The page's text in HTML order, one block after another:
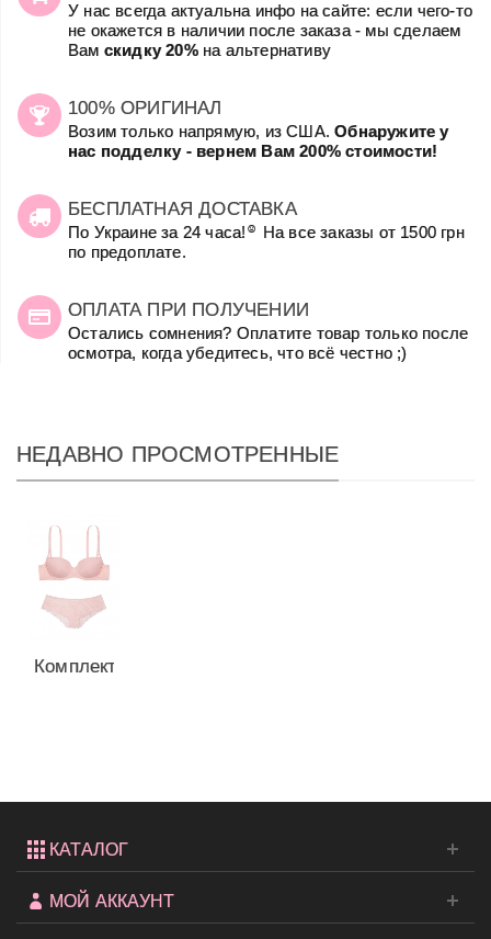
У нас всегда актуальна инфо на сайте: если чего-то
не окажется в наличии после заказа - мы сделаем
Вам скидку 20%на альтернативу
100% ОРИГИНАЛ
Возим только напрямую, из США.Обнаружите у
нас подделку - вернем Вам 200% стоимости!
БЕСПЛАТНАЯ ДОСТАВКА
По Украине за 24 часа! ☺
На все заказы от 1500 грн
по предоплате.
ОПЛАТА ПРИ ПОЛУЧЕНИИ
Остались сомнения? Оплатите товар только после
осмотра, когда убедитесь, что всё честно ;)
НЕДАВНО ПРОСМОТРЕННЫЕ
Комплект
КАТАЛОГ
МОЙ АККАУНТ